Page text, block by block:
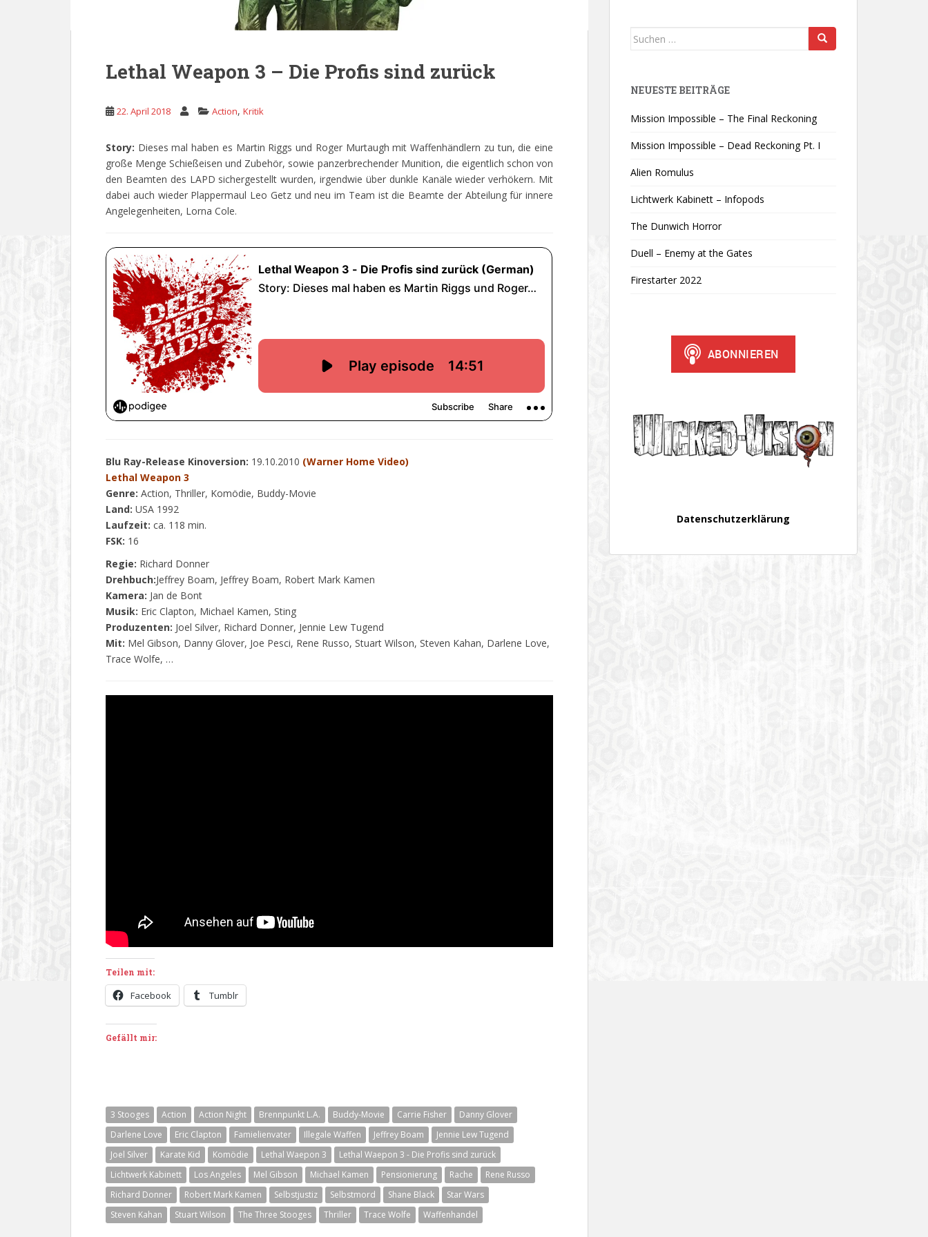
Lethal Weapon 3 – Die Profis sind zurück
22. April 2018 Action, Kritik
Story: Dieses mal haben es Martin Riggs und Roger Murtaugh mit Waffenhändlern zu tun, die eine
große Menge Schießeisen und Zubehör, sowie panzerbrechender Munition, die eigentlich schon von
den Beamten des LAPD sichergestellt wurden, irgendwie über dunkle Kanäle wieder verhökern. Mit
dabei auch wieder Plappermaul Leo Getz und neu im Team ist die Beamte der Abteilung für innere
Angelegenheiten, Lorna Cole.
Blu Ray-Release Kinoversion: 19.10.2010 (Warner Home Video)
Lethal Weapon 3
Genre: Action, Thriller, Komödie, Buddy-Movie
Land: USA 1992
Laufzeit: ca. 118 min.
FSK: 16
Regie: Richard Donner
Drehbuch:Jeffrey Boam, Jeffrey Boam, Robert Mark Kamen
Kamera: Jan de Bont
Musik: Eric Clapton, Michael Kamen, Sting
Produzenten: Joel Silver, Richard Donner, Jennie Lew Tugend
Mit: Mel Gibson, Danny Glover, Joe Pesci, Rene Russo, Stuart Wilson, Steven Kahan, Darlene Love,
Trace Wolfe, …
Teilen mit:
Facebook Tumblr
Gefällt mir:
3 Stooges Action Action Night Brennpunkt L.A. Buddy-Movie Carrie Fisher
Danny Glover
Darlene Love
Eric Clapton Famielienvater Illegale Waffen Jeffrey Boam
Jennie Lew Tugend
Joel Silver
Karate Kid Komödie Lethal Waepon 3
Lethal Waepon 3 - Die Profis sind zurück
Lichtwerk Kabinett
Los Angeles Mel Gibson Michael Kamen Pensionierung Rache
Rene Russo
Richard Donner
Robert Mark Kamen Selbstjustiz Selbstmord Shane Black
Star Wars
Steven Kahan
Stuart Wilson The Three Stooges Thriller Trace Wolfe Waffenhandel
Suchen
NEUESTE BEITRÄGE
Mission Impossible – The Final Reckoning
Mission Impossible – Dead Reckoning Pt. I
Alien Romulus
Lichtwerk Kabinett – Infopods
The Dunwich Horror
Duell – Enemy at the Gates
Firestarter 2022
Datenschutzerklärung